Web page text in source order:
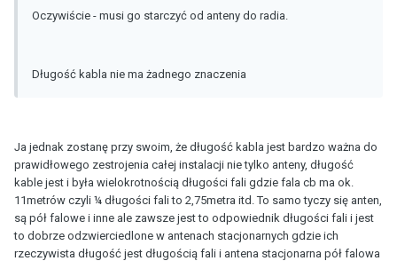
Oczywiście - musi go starczyć od anteny do radia.
Długość kabla nie ma żadnego znaczenia
Ja jednak zostanę przy swoim, że długość kabla jest bardzo ważna do
prawidłowego zestrojenia całej instalacji nie tylko anteny, długość
kable jest i była wielokrotnością długości fali gdzie fala cb ma ok.
11metrów czyli ¼ długości fali to 2,75metra itd. To samo tyczy się anten,
są pół falowe i inne ale zawsze jest to odpowiednik długości fali i jest
to dobrze odzwierciedlone w antenach stacjonarnych gdzie ich
rzeczywista długość jest długością fali i antena stacjonarna pół falowa